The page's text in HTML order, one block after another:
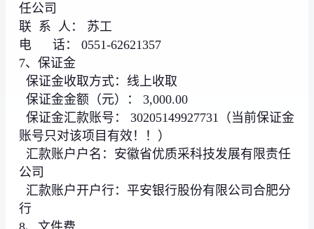
任公司
联 系 人： 苏工
电 话： 0551-62621357
7、保证金
保证金收取方式：线上收取
保证金金额（元）： 3,000.00
保证金汇款账号： 30205149927731（当前保证金
账号只对该项目有效！！）
汇款账户户名：安徽省优质采科技发展有限责任
公司
汇款账户开户行：平安银行股份有限公司合肥分
行